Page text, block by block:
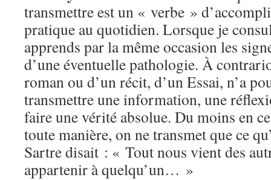
transmettre est un « verbe »
pratique au quotidien. Lorsque je
apprends par la même occasion les
d’une éventuelle pathologie. À
roman ou d’un récit, d’un Essai, n’a
transmettre une information, une
faire une vérité absolue. Du moins en
toute manière, on ne transmet que ce
Sartre disait : « Tout nous vient des
appartenir à quelqu’un… »